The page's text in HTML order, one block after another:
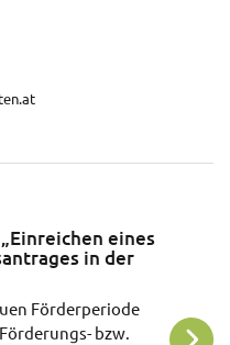
eines
in der
Förderperiode
bzw.
< mehr